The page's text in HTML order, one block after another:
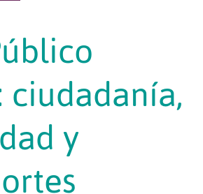
ciudadanía,
y